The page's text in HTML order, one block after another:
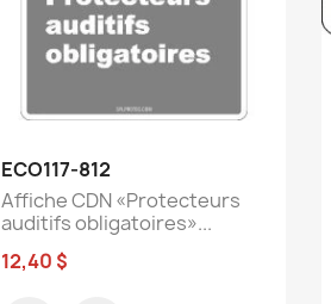
Aperçu rapide
ECO117-812
Affiche CDN «Protecteurs
auditifs obligatoires»...
12,40 $